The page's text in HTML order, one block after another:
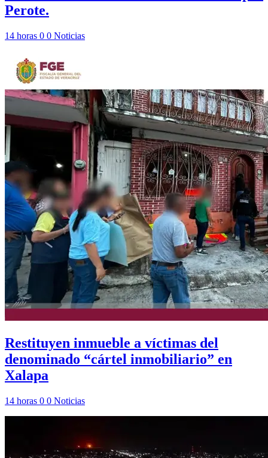
Perote.
14 horas 0 0 Noticias
Restituyen inmueble a víctimas del
denominado “cártel inmobiliario” en
Xalapa
14 horas 0 0 Noticias